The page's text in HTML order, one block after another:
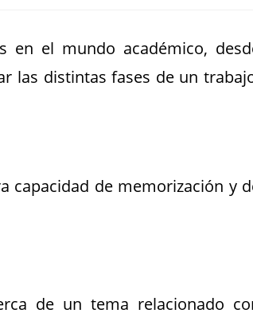
en el mundo académico,
las distintas fases de un
capacidad de memorización y
de un tema relacionado